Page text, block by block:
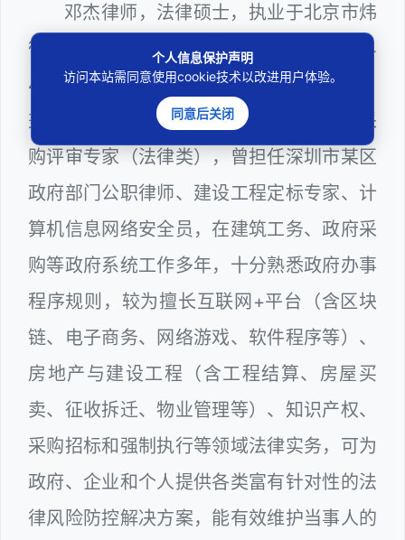
邓杰律师，法律硕士，执业于北京市炜
衡（深圳）律师事务所，律师执业证号为14
403201810022100。邓杰律师现（或曾）
兼任深圳市人民政府听证员、深圳市政府采
购评审专家（法律类），曾担任深圳市某区
政府部门公职律师、建设工程定标专家、计
算机信息网络安全员，在建筑工务、政府采
购等政府系统工作多年，十分熟悉政府办事
程序规则，较为擅长互联网+平台（含区块
链、电子商务、网络游戏、软件程序等）、
房地产与建设工程（含工程结算、房屋买
卖、征收拆迁、物业管理等）、知识产权、
采购招标和强制执行等领域法律实务，可为
政府、企业和个人提供各类富有针对性的法
律风险防控解决方案，能有效维护当事人的
个人信息保护声明
访问本站需同意使用cookie技术以改进用户体验。
同意后关闭